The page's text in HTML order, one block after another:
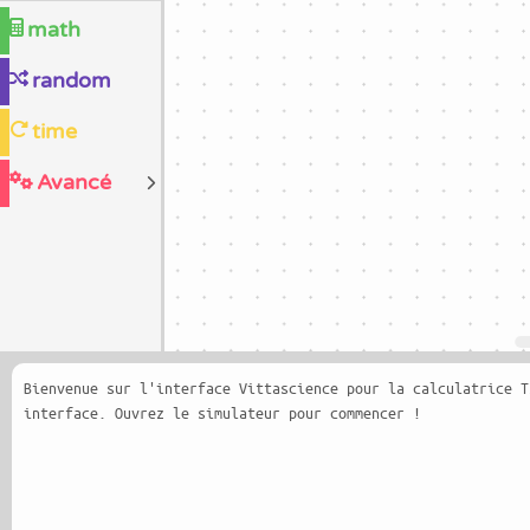
math
random
time
Avancé
Bienvenue sur l'interface Vittascience pour la calculatrice
interface. Ouvrez le simulateur pour commencer !